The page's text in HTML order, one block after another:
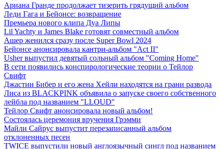
Ариана Гранде продолжает тизерить грядущий альбом
Леди Гага и Бейонсе: возвращение
Премьера нового клипа Дуа Липы
Lil Yachty и James Blake готовят совместный альбом
Ашер женился сразу после Super Bowl 2024
Бейонсе анонсировала кантри-альбом "Act II"
Usher выпустил девятый сольный альбом "Coming Home"
В сети появились конспирологические теории о Тейлор
Свифт
Джастин Бибер и его жена Хейли находятся на грани развода
Лиса из BLACKPINK объявила о запуске своего собственного
лейбла под названием "LLOUD"
Тейлор Свифт анонсировала новый альбом!
Состоялась церемония вручения Грэмми
Майли Сайрус выпустит перезаписанный альбом
отклоненных песен
TWICE выпустили новый англоязычный сингл под названием